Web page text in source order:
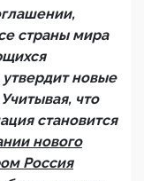
страны мира
новые
что
становится
нового
Россия